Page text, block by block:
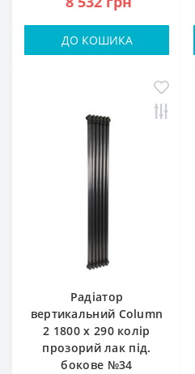
ДО КОШИКА
Радіатор
вертикальний Column
2 1800 x 290 колір
прозорий лак під.
бокове №34